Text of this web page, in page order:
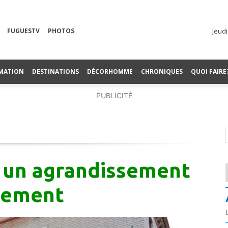
FUGUESTV PHOTOS
DESTINATIONS DÉCORHOMME CHRONIQUES QUOI
PUBLICITÉ
agrandissement